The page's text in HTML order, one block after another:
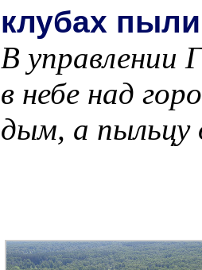
клубах
В управлении
в небе над
дым, а пыльцу